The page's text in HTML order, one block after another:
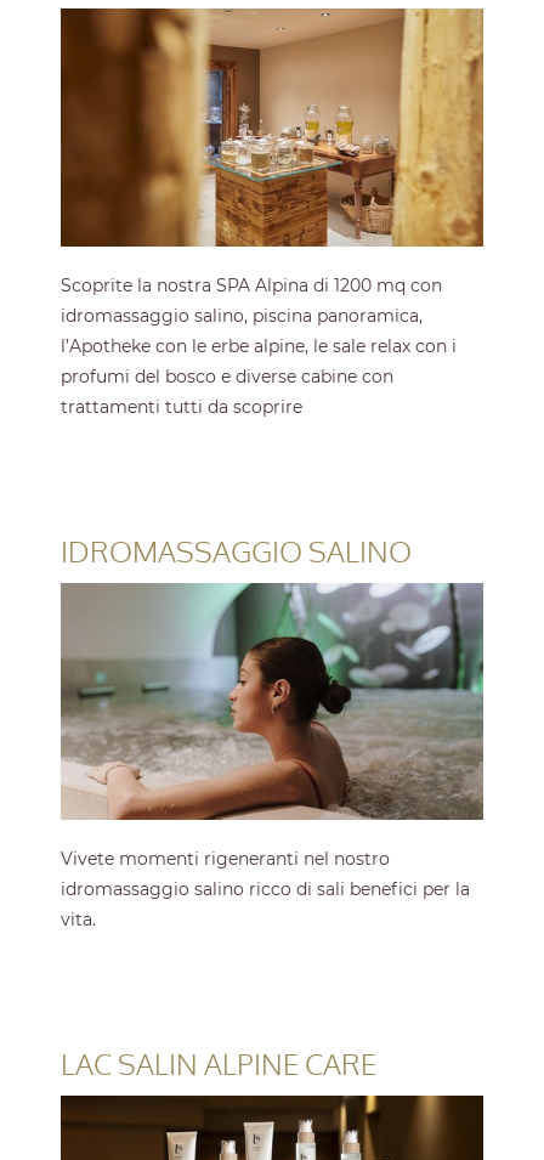
Scoprite la nostra SPA Alpina di 1200 mq con
idromassaggio salino, piscina panoramica,
l’Apotheke con le erbe alpine, le sale relax con i
profumi del bosco e diverse cabine con
trattamenti tutti da scoprire
IDROMASSAGGIO SALINO
Vivete momenti rigeneranti nel nostro
idromassaggio salino ricco di sali benefici per la
vita.
LAC SALIN ALPINE CARE